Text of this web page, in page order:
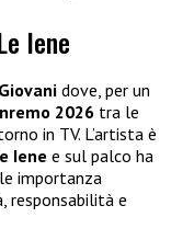
Iene
dove, per un
2026 tra le
in TV. L’artista è
Iene e sul palco ha
importanza
responsabilità e